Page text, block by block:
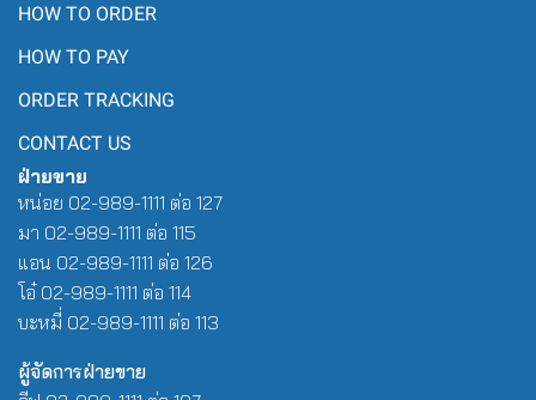
HOW TO ORDER
HOW TO PAY
ORDER TRACKING
CONTACT US
ฝ่ายขาย
หน่อย 02-989-1111 ต่อ 127
มา 02-989-1111 ต่อ 115
แอน 02-989-1111 ต่อ 126
โอ๋ 02-989-1111 ต่อ 114
บะหมี่ 02-989-1111 ต่อ 113
ผู้จัดการฝ่ายขาย